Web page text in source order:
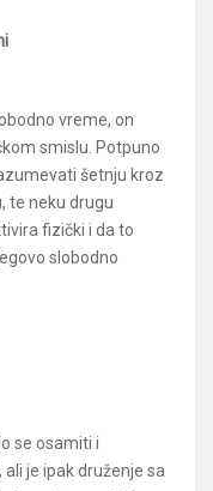
vreme, on
smislu. Potpuno
šetnju kroz
te neku drugu
fizički i da to
slobodno
se osamiti i
je ipak druženje sa